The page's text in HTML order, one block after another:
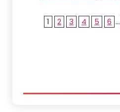
1 2 3 4 5 6 ...